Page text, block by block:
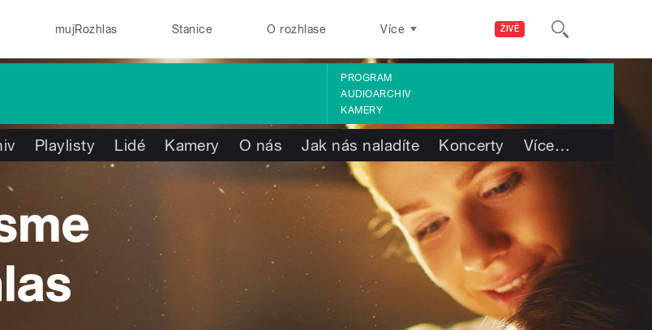
ŽIVĚ
mujRozhlas Stanice O rozhlase Více
PROGRAM
AUDIOARCHIV
KAMERY
Playlisty Lidé Kamery O nás Jak nás naladíte Koncerty Více…